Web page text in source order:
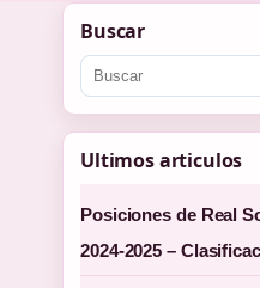
Buscar
Ultimos articulos
Posiciones de Real
2024-2025 –